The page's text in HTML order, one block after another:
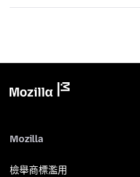
Mozilla
檢舉商標濫用